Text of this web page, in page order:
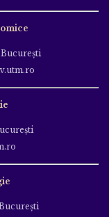
Bucureşti